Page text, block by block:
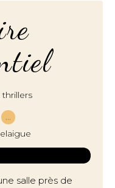
thrillers
…
salle près de